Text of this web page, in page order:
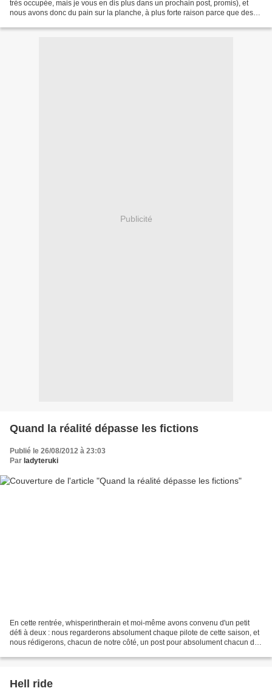
très occupée, mais je vous en dis plus dans un prochain post, promis), et
nous avons donc du pain sur la planche, à plus forte raison parce que des
Publicité
Quand la réalité dépasse les fictions
Publié le 26/08/2012 à 23:03
Par ladyteruki
En cette rentrée, whisperintherain et moi-même avons convenu d'un petit
défi à deux : nous regarderons absolument chaque pilote de cette saison, et
nous rédigerons, chacun de notre côté, un post pour absolument chacun de
Hell ride